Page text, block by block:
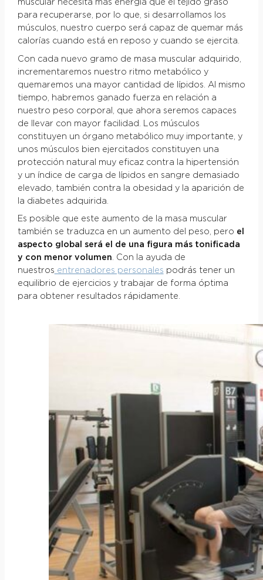
muscular necesita más energía que el tejido graso
para recuperarse, por lo que, si desarrollamos los
músculos, nuestro cuerpo será capaz de quemar más
calorías cuando está en reposo y cuando se ejercita.
Con cada nuevo gramo de masa muscular adquirido,
incrementaremos nuestro ritmo metabólico y
quemaremos una mayor cantidad de lípidos. Al mismo
tiempo, habremos ganado fuerza en relación a
nuestro peso corporal, que ahora seremos capaces
de llevar con mayor facilidad. Los músculos
constituyen un órgano metabólico muy importante, y
unos músculos bien ejercitados constituyen una
protección natural muy eficaz contra la hipertensión
y un índice de carga de lípidos en sangre demasiado
elevado, también contra la obesidad y la aparición de
la diabetes adquirida.
Es posible que este aumento de la masa muscular
también se traduzca en un aumento del peso, pero el
aspecto global será el de una figura más tonificada
y con menor volumen. Con la ayuda de
nuestros entrenadores personales podrás tener un
equilibrio de ejercicios y trabajar de forma óptima
para obtener resultados rápidamente.